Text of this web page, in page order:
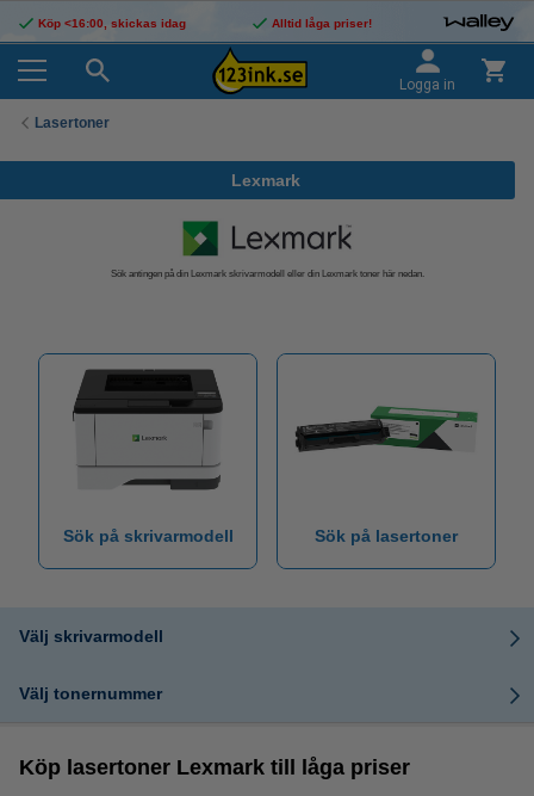
Köp <16:00, skickas idag Alltid låga priser!
Logga in
Lasertoner
Lexmark
Sök antingen på din Lexmark skrivarmodell eller din Lexmark toner här nedan.
Sök på skrivarmodell Sök på lasertoner
Välj skrivarmodell
Välj tonernummer
Köp lasertoner Lexmark till låga priser